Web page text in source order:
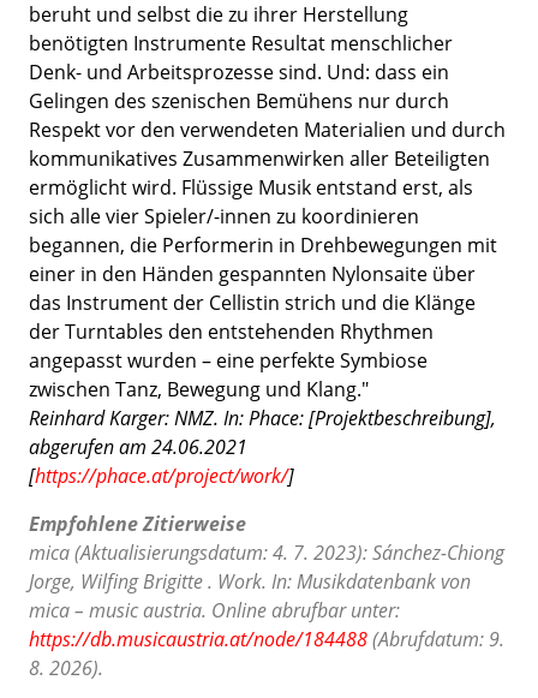
beruht und selbst die zu ihrer Herstellung
benötigten Instrumente Resultat menschlicher
Denk- und Arbeitsprozesse sind. Und: dass ein
Gelingen des szenischen Bemühens nur durch
Respekt vor den verwendeten Materialien und durch
kommunikatives Zusammenwirken aller Beteiligten
ermöglicht wird. Flüssige Musik entstand erst, als
sich alle vier Spieler/-innen zu koordinieren
begannen, die Performerin in Drehbewegungen mit
einer in den Händen gespannten Nylonsaite über
das Instrument der Cellistin strich und die Klänge
der Turntables den entstehenden Rhythmen
angepasst wurden – eine perfekte Symbiose
zwischen Tanz, Bewegung und Klang."
Reinhard Karger: NMZ. In: Phace: [Projektbeschreibung],
abgerufen am 24.06.2021
[https://phace.at/project/work/]
Empfohlene Zitierweise
mica (Aktualisierungsdatum: 4. 7. 2023): Sánchez-Chiong
Jorge, Wilfing Brigitte . Work. In: Musikdatenbank von
mica – music austria. Online abrufbar unter:
https://db.musicaustria.at/node/184488(Abrufdatum: 9.
8. 2026).